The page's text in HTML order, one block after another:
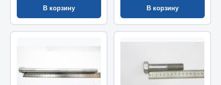
Манжеты
Паронит
Патрубки
Показать ещё
В корзину В корзину